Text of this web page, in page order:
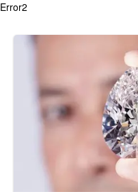
Error2